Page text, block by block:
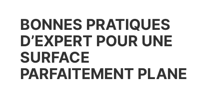
BONNES PRATIQUES
D’EXPERT POUR UNE
SURFACE
PARFAITEMENT PLANE